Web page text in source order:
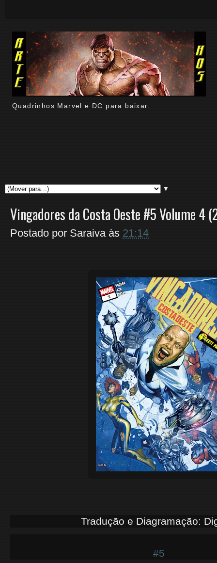
Quadrinhos Marvel e DC para baixar.
▼
Vingadores da Costa Oeste #5 Volume 4
Postado por Saraiva às 21:14
Tradução e Diagramação:
#5